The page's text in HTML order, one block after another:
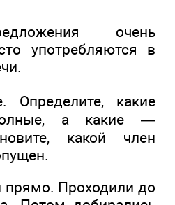
очень
употребляются в
Определите, какие
а какие —
какой член
Проходили до